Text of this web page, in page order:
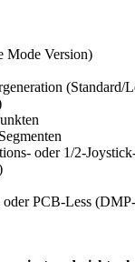
Mode Version)
(Standard/
oder 1/2-
PCB-Less